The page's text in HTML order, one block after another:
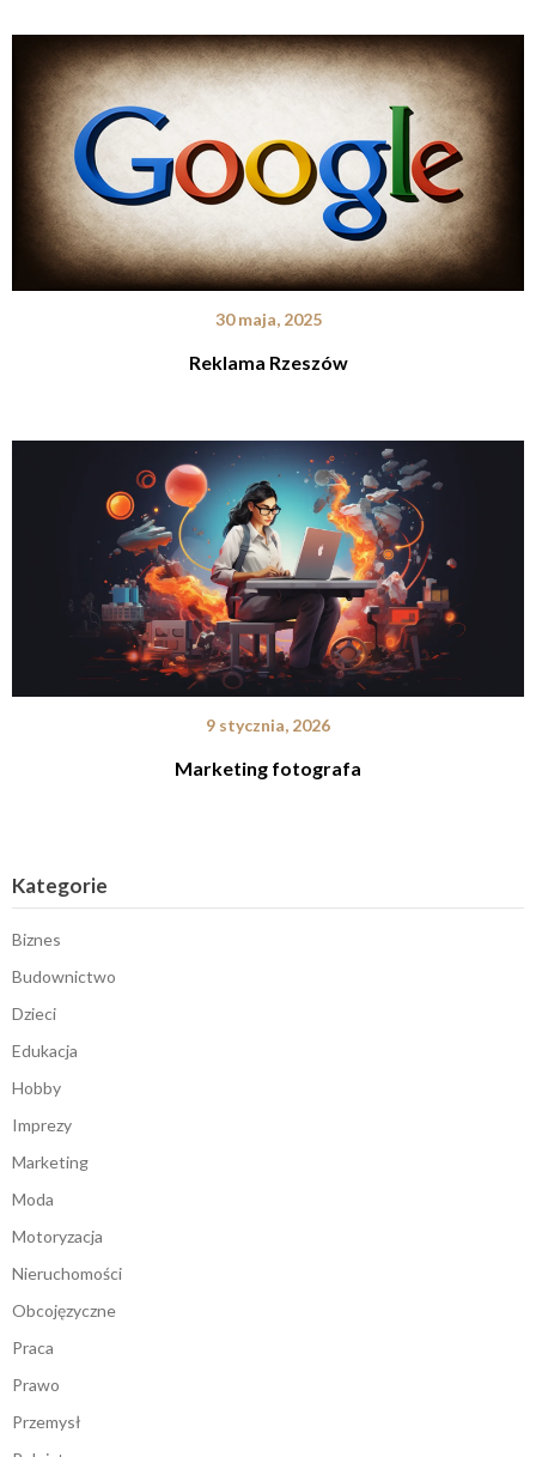
30 maja, 2025
Reklama Rzeszów
9 stycznia, 2026
Marketing fotografa
Kategorie
Biznes
Budownictwo
Dzieci
Edukacja
Hobby
Imprezy
Marketing
Moda
Motoryzacja
Nieruchomości
Obcojęzyczne
Praca
Prawo
Przemysł